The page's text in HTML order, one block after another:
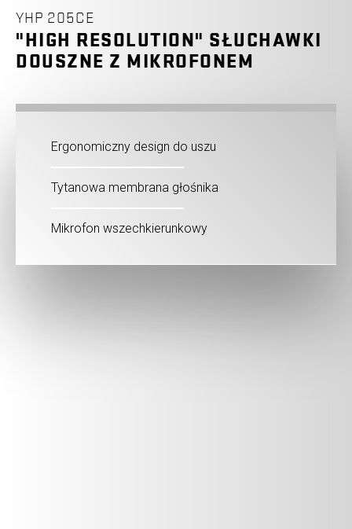
YHP 205CE
"HIGH RESOLUTION" SŁUCHAWKI
DOUSZNE Z MIKROFONEM
Ergonomiczny design do uszu
Tytanowa membrana głośnika
Mikrofon wszechkierunkowy